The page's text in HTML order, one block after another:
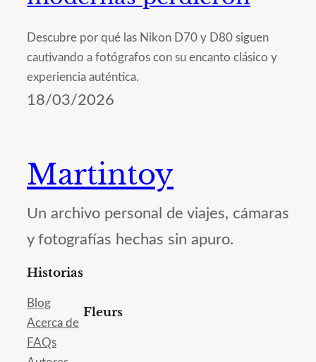
Descubre por qué las Nikon D70 y D80 siguen
cautivando a fotógrafos con su encanto clásico y
experiencia auténtica.
18/03/2026
Martintoy
Un archivo personal de viajes, cámaras
y fotografías hechas sin apuro.
Historias
Blog
Acerca de
FAQs
Fleurs